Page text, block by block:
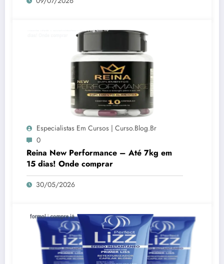
Especialistas Em Cursos | Curso.blog.br
0
Reina New Performance – Até 7kg em
15 dias! Onde comprar
30/05/2026